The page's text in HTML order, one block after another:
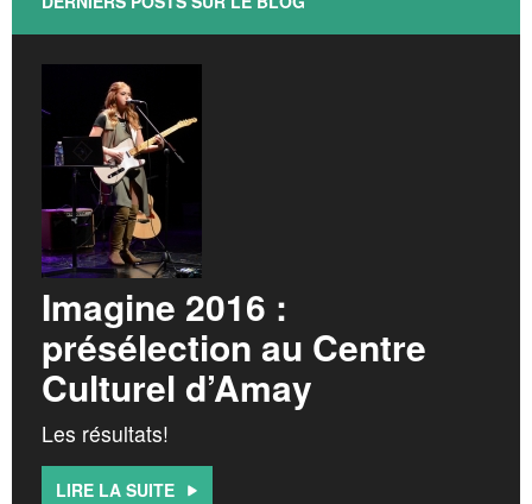
CROATIA
NORWAY
PRESS
WHAT IS IMAGINE
CONTACT
Imagine 2016 :
présélection au Centre
Culturel d’Amay
Les résultats!
LIRE LA SUITE